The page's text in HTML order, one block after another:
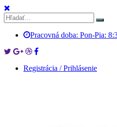
Pracovná doba: Pon-Pia:
Registrácia / Prihlásenie